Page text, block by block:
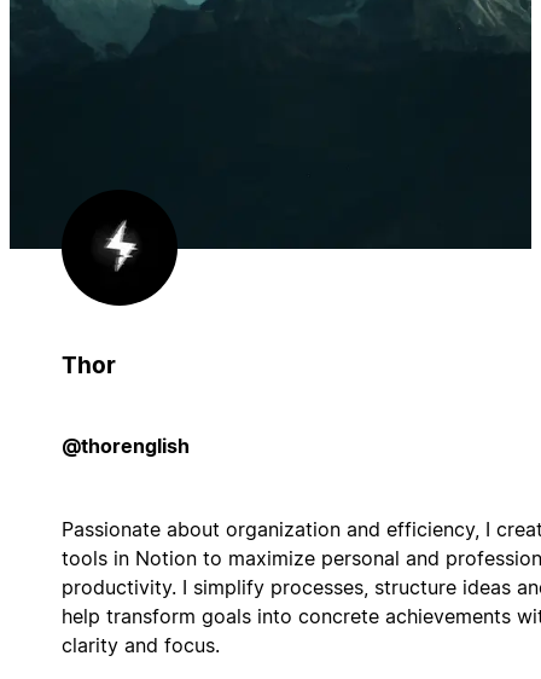
Thor
@thorenglish
Passionate about organization and efficiency, I
tools in Notion to maximize personal and
productivity. I simplify processes, structure ideas
help transform goals into concrete achievements
clarity and focus.